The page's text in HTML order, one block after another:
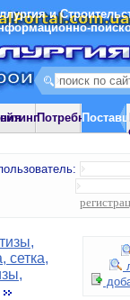
и
Потребности
сетка,